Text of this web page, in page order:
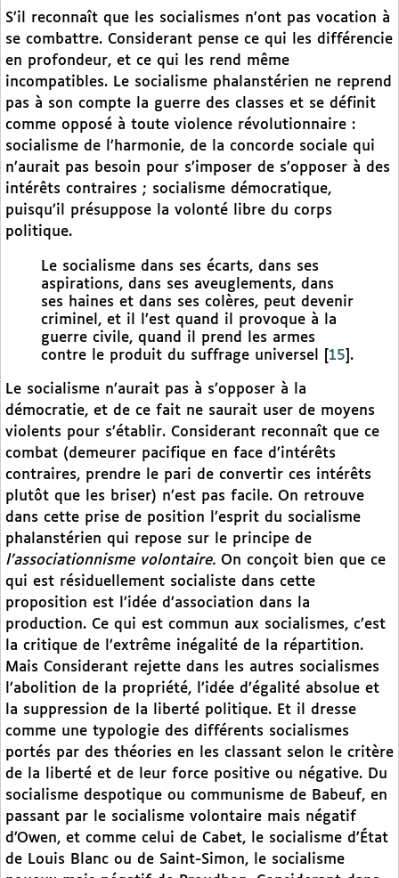
S’il reconnaît que les socialismes n’ont pas vocation à
se combattre. Considerant pense ce qui les différencie
en profondeur, et ce qui les rend même
incompatibles. Le socialisme phalanstérien ne reprend
pas à son compte la guerre des classes et se définit
comme opposé à toute violence révolutionnaire :
socialisme de l’harmonie, de la concorde sociale qui
n’aurait pas besoin pour s’imposer de s’opposer à des
intérêts contraires ; socialisme démocratique,
puisqu’il présuppose la volonté libre du corps
politique.
Le socialisme dans ses écarts, dans ses
aspirations, dans ses aveuglements, dans
ses haines et dans ses colères, peut devenir
criminel, et il l’est quand il provoque à la
guerre civile, quand il prend les armes
contre le produit du suffrage universel
15 .
Le socialisme n’aurait pas à s’opposer à la
démocratie, et de ce fait ne saurait user de moyens
violents pour s’établir. Considerant reconnaît que ce
combat (demeurer pacifique en face d’intérêts
contraires, prendre le pari de convertir ces intérêts
plutôt que les briser) n’est pas facile. On retrouve
dans cette prise de position l’esprit du socialisme
phalanstérien qui repose sur le principe de
l’associationnisme volontaire. On conçoit bien que ce
qui est résiduellement socialiste dans cette
proposition est l’idée d’association dans la
production. Ce qui est commun aux socialismes, c’est
la critique de l’extrême inégalité de la répartition.
Mais Considerant rejette dans les autres socialismes
l’abolition de la propriété, l’idée d’égalité absolue et
la suppression de la liberté politique. Et il dresse
comme une typologie des différents socialismes
portés par des théories en les classant selon le critère
de la liberté et de leur force positive ou négative. Du
socialisme despotique ou communisme de Babeuf, en
passant par le socialisme volontaire mais négatif
d’Owen, et comme celui de Cabet, le socialisme d’État
de Louis Blanc ou de Saint-Simon, le socialisme